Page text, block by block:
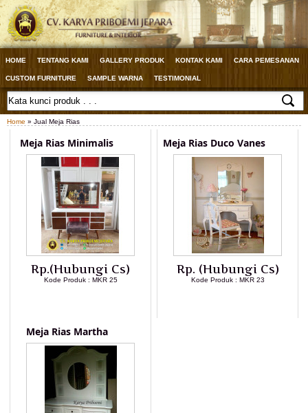
HOME TENTANG KAMI GALLERY PRODUK KONTAK KAMI CARA PEMESANAN
CUSTOM FURNITURE SAMPLE WARNA TESTIMONIAL
Home » Jual Meja Rias
Meja Rias Minimalis
Rp.(Hubungi Cs)
Kode Produk : MKR 25
Meja Rias Duco Vanes
Rp. (Hubungi Cs)
Kode Produk : MKR 23
Meja Rias Martha